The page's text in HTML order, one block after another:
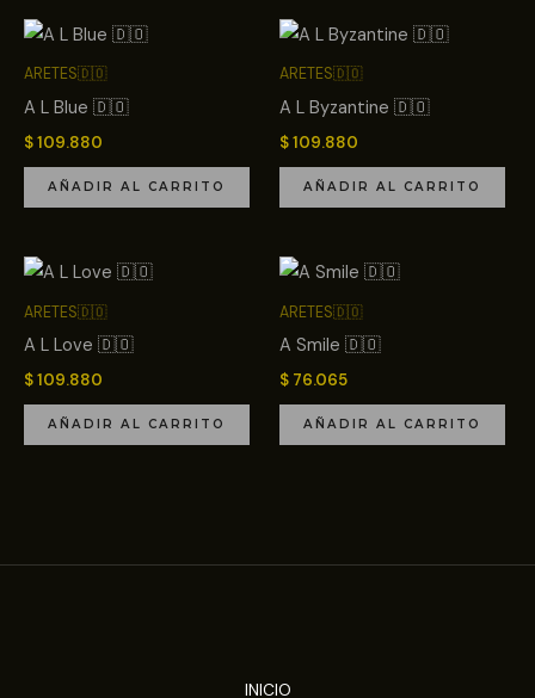
ARETES🇩🇴
A L Blue 🇩🇴
$109.880
AÑADIR AL CARRITO
ARETES🇩🇴
A L Byzantine 🇩🇴
$109.880
AÑADIR AL CARRITO
ARETES🇩🇴
A L Love 🇩🇴
$109.880
AÑADIR AL CARRITO
ARETES🇩🇴
A Smile 🇩🇴
$ 76.065
AÑADIR AL CARRITO
INICIO